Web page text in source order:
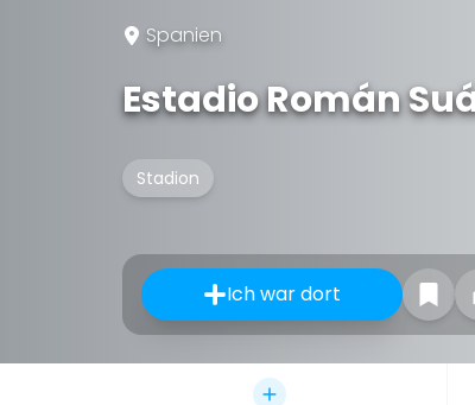
Spanien
Estadio Román
Stadion
Ich war dort